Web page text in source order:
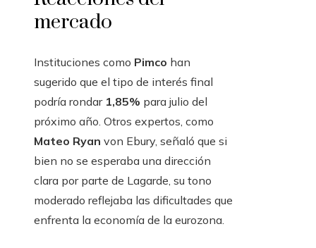
mercado
Instituciones como Pimco han
sugerido que el tipo de interés final
podría rondar 1,85% para julio del
próximo año. Otros expertos, como
Mateo Ryan von Ebury, señaló que si
bien no se esperaba una dirección
clara por parte de Lagarde, su tono
moderado reflejaba las dificultades que
enfrenta la economía de la eurozona.